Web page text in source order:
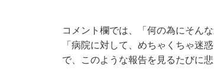
コメント欄では、「何の為にそん
「病院に対して、めちゃくちゃ迷
で、このような報告を見るたびに